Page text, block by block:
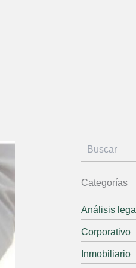
Categorías
Análisis legal
Corporativo
Inmobiliario